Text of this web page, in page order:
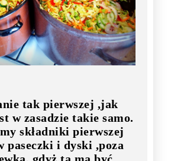
tak pierwszej ,jak
w zasadzie takie samo.
składniki pierwszej
paseczki i dyski ,poza
gdyż ta ma być